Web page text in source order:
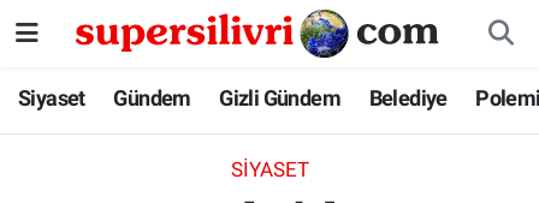
Siyaset Gündem Gizli Gündem Belediye
SIYASET
Siyaset
İstanbul Nöbetçi Eczaneler
İstanbul Hava Durumu